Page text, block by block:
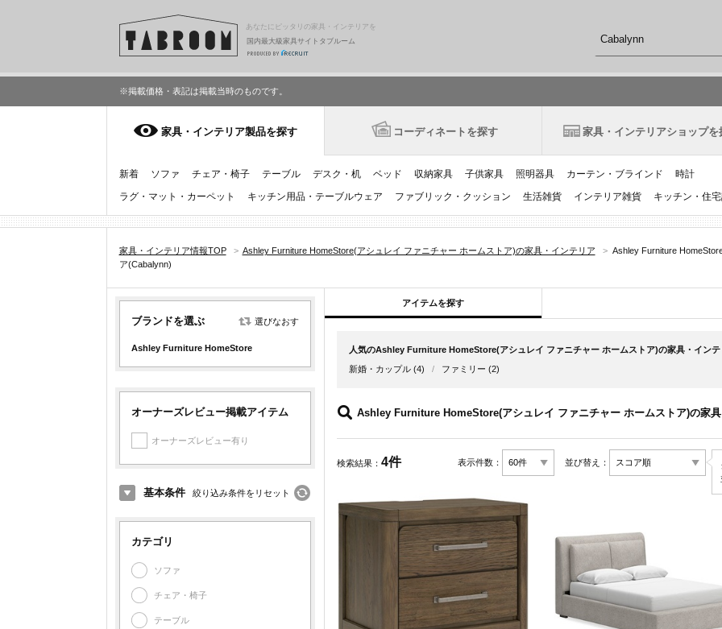
あなたにピッタリの家具・インテリアを
国内最大級家具サイトタブルーム
※掲載価格・表記は掲載当時のものです。
家具・インテリア製品を探す コーディネートを探す 家具・インテリアショップを
新着 ソファ チェア・椅子 テーブル デスク・机 ベッド 収納家具 子供家具 照明器具 カーテン・ブラインド
時計
ラグ・マット・カーペット
キッチン用品・テーブルウェア ファブリック・クッション 生活雑貨 インテリア雑貨 キッチン・住
家具・インテリア情報TOP > Ashley Furniture HomeStore(アシュレイ ファニチャー ホームストア)の家具・インテリア > Ashley Furniture
ア(Cabalynn)
ブランドを選ぶ 選びなおす
Ashley Furniture HomeStore
オーナーズレビュー掲載アイテム
オーナーズレビュー有り
絞り込み条件をリセット
基本条件
カテゴリ
ソファ
チェア・椅子
テーブル
アイテムを探す
人気のAshley Furniture HomeStore(アシュレイ ファニチャー ホームストア)の家具・イン
新婚・カップル(4) / ファミリー (2)
Ashley Furniture HomeStore(アシュレイ ファニチャー ホームストア)の家
検索結果： 4件 表示件数： 並び替え：